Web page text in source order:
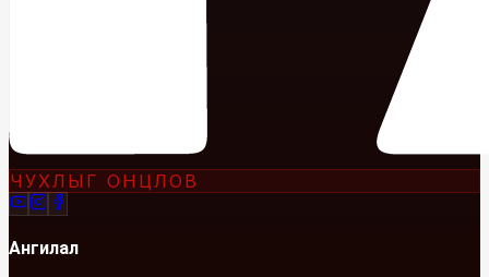
ЧУХЛЫГ ОНЦЛОВ
Ангилал